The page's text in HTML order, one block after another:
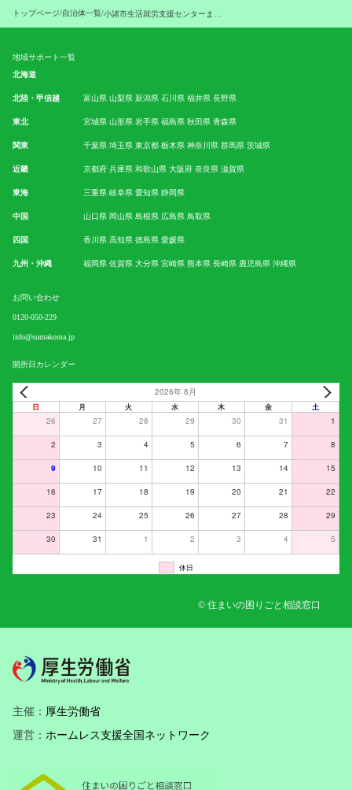
トップページ/自治体一覧/
地域サポート一覧
北海道
北陸・甲信越 富山県 山梨県 新潟県 石川県 福井県 長野県
東北 宮城県 山形県 岩手県 福島県 秋田県 青森県
関東 千葉県 埼玉県 東京都 栃木県 神奈川県 群馬県 茨城県
近畿 京都府 兵庫県 和歌山県 大阪府 奈良県 滋賀県
東海 三重県 岐阜県 愛知県 静岡県
中国 山口県 岡山県 島根県 広島県 鳥取県
四国 香川県 高知県 徳島県 愛媛県
九州・沖縄 福岡県 佐賀県 大分県 宮崎県 熊本県 長崎県 鹿児島県 沖縄県
お問い合わせ
0120-050-229
info@sumakoma.jp
開所日カレンダー
2026年 8月
日 月 火 水 木 金 土
26 27 28 29 30 31 1
2 3 4 5 6 7 8
9 10 11 12 13 14 15
16 17 18 19 20 21 22
23 24 25 26 27 28 29
30 31 1 2 3 4 5
休日
© 住まいの困りごと相談窓口
主催： 厚生労働省
運営： ホームレス支援全国ネットワーク